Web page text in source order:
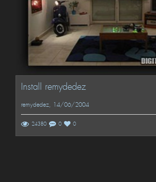
Install remydedez
remydedez, 14/06/2004
24380 0 0